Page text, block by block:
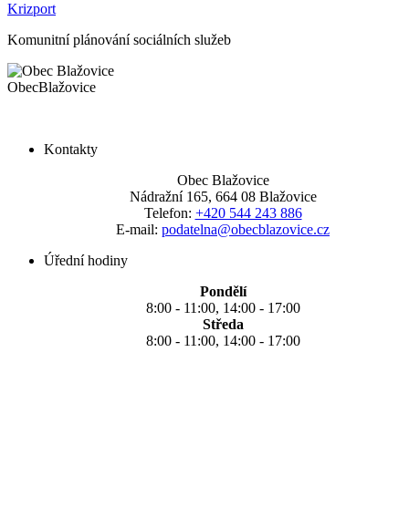
Krizport
Komunitní plánování sociálních služeb
ObecBlažovice
Kontakty
Obec Blažovice
Nádražní 165, 664 08 Blažovice
Telefon: +420 544 243 886
E-mail: podatelna@obecblazovice.cz
Úřední hodiny
Pondělí
8:00 - 11:00, 14:00 - 17:00
Středa
8:00 - 11:00, 14:00 - 17:00